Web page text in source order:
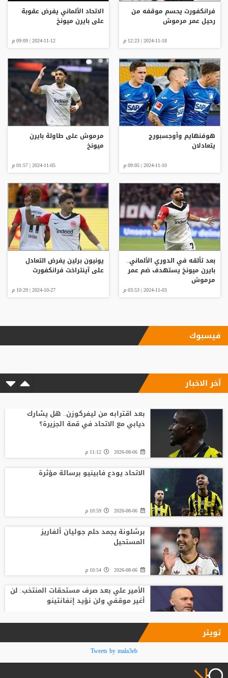
فرانكفورت يحسم موقفه من
رحيل عمر مرموش
2024-11-18 | 12:23 م
الاتحاد الألماني يفرض عقوبة
على بايرن ميونخ
2024-11-12 | 09:09 م
هوفنهايم وأوجسبورج
يتعادلان
2024-11-10 | 09:05 م
مرموش على طاولة بايرن
ميونخ
2024-11-05 | 01:57 م
بعد تألقه في الدوري الألماني..
بايرن ميونخ يستهدف ضم عمر
مرموش
2024-11-03 | 03:53 م
يونيون برلين يفرض التعادل
على آينتراخت فرانكفورت
2024-10-27 | 10:29 م
فيسبوك
آخر الاخبار
بعد اقترابه من ليفركوزن.. هل يشارك
ديابي مع الاتحاد في قمة الجزيرة؟
2026-08-06 11:12 م
الاتحاد يودع فابينيو برسالة مؤثرة
2026-08-06 10:59 م
برشلونة يجمد حلم جوليان ألفاريز
المستحيل
2026-08-06 10:54 م
الأمير علي بعد صرف مستحقات المنتخب: لن
أغير موقفي ولن نؤيد إنفانتينو
فينيسيوس جونيور يمدد عقده مع ريال
مدريد حتى 2032
تويتر
Tweets by mala3eb